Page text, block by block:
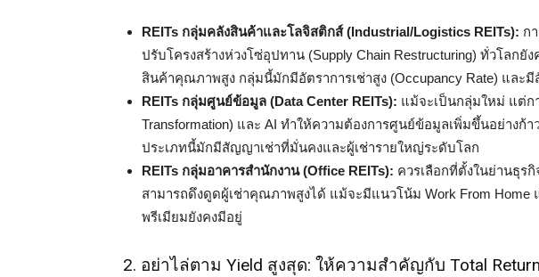
REITs กลุ่มคลังสินค้าและโลจิสติกส์ (Industrial/Logistics REITs): ก
ปรับโครงสร้างห่วงโซ่อุปทาน (Supply Chain Restructuring) ทั่วโลก
สินค้าคุณภาพสูง กลุ่มนี้มักมีอัตราการเช่าสูง (Occupancy Rate) และ
REITs กลุ่มศูนย์ข้อมูล (Data Center REITs): แม้จะเป็นกลุ่มใหม่ แต่ก
Transformation) และ AI ทำให้ความต้องการศูนย์ข้อมูลเพิ่มขึ้นอย่างก้
ประเภทนี้มักมีสัญญาเช่าที่มั่นคงและผู้เช่ารายใหญ่ระดับโลก
REITs กลุ่มอาคารสำนักงาน (Office REITs): ควรเลือกที่ตั้งในย่านธุร
สามารถดึงดูดผู้เช่าคุณภาพสูงได้ แม้จะมีแนวโน้ม Work From Home
พรีเมียมยังคงมีอยู่
2. อย่าไล่ตาม Yield สูงสุด: ให้ความสำคัญกับ Total Return